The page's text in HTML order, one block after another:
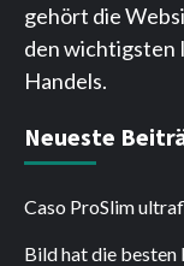
gehört die
den wichtigsten
Handels.
Neueste
Caso ProSlim
Bild hat die